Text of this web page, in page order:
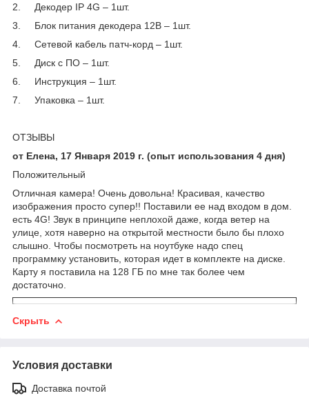
2. Декодер IP 4G – 1шт.
3. Блок питания декодера 12В – 1шт.
4. Сетевой кабель патч-корд – 1шт.
5. Диск с ПО – 1шт.
6. Инструкция – 1шт.
7. Упаковка – 1шт.
ОТЗЫВЫ
от Елена, 17 Января 2019 г. (опыт использования 4 дня)
Положительный
Отличная камера! Очень довольна! Красивая, качество
изображения просто супер!! Поставили ее над входом в дом.
есть 4G! Звук в принципе неплохой даже, когда ветер на
улице, хотя наверно на открытой местности было бы плохо
слышно. Чтобы посмотреть на ноутбуке надо спец
программку установить, которая идет в комплекте на диске.
Карту я поставила на 128 ГБ по мне так более чем
достаточно.
Скрыть
Условия доставки
Доставка почтой